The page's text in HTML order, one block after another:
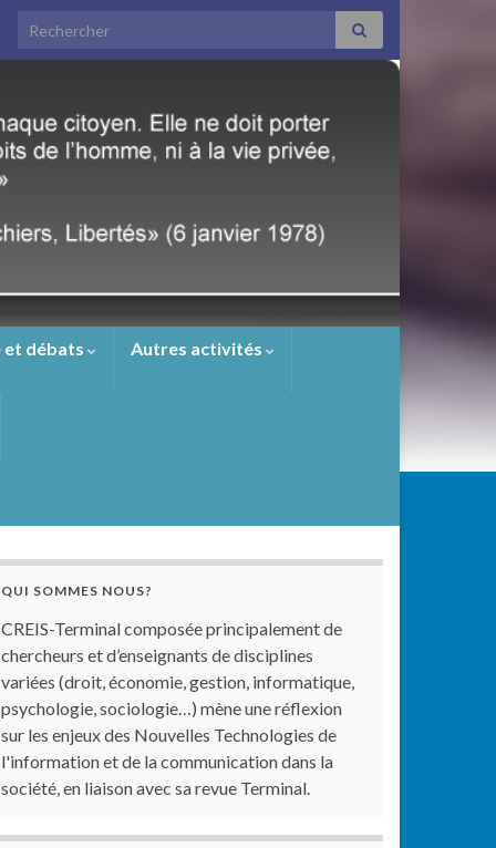
Search for:
et débats Autres activités
QUI SOMMES NOUS?
CREIS-Terminal composée principalement de
chercheurs et d’enseignants de disciplines
variées (droit, économie, gestion, informatique,
psychologie, sociologie…) mène une réflexion
sur les enjeux des Nouvelles Technologies de
l'information et de la communication dans la
société, en liaison avec sa revue Terminal.